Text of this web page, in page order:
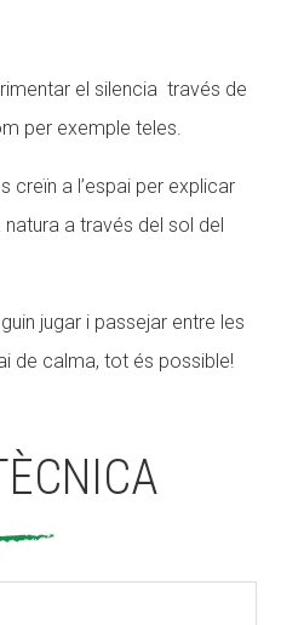
el silencia través de
per exemple teles.
creïn a l’espai per explicar
a través del sol del
jugar i passejar entre les
de calma, tot és possible!